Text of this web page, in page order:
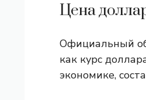
Цена
Официальный
как курс
экономике,